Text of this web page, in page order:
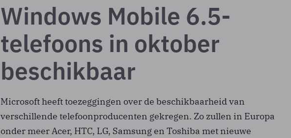
Windows Mobile 6.5-
telefoons in oktober
beschikbaar
Microsoft heeft toezeggingen over de beschikbaarheid van
verschillende telefoonproducenten gekregen. Zo zullen in Europa
onder meer Acer, HTC, LG, Samsung en Toshiba met nieuwe